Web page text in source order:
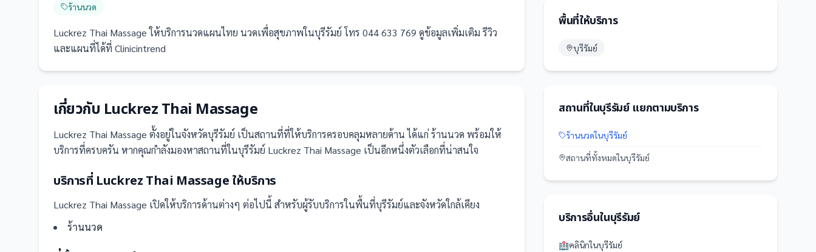
ร้านนวด
Luckrez Thai Massage ให้บริการนวดแผนไทย นวดเพื่อสุขภาพในบุรีรัมย์ โทร 044 633 769 ดูข้อมูลเพิ่มเติม รีวิว
และแผนที่ได้ที่ Clinicintrend
เกี่ยวกับ Luckrez Thai Massage
Luckrez Thai Massage ตั้งอยู่ในจังหวัดบุรีรัมย์ เป็นสถานที่ที่ให้บริการครอบคลุมหลายด้าน ได้แก่ ร้านนวด พร้อมให้
บริการที่ครบครัน หากคุณกำลังมองหาสถานที่ในบุรีรัมย์ Luckrez Thai Massage เป็นอีกหนึ่งตัวเลือกที่น่าสนใจ
บริการที่ Luckrez Thai Massage ให้บริการ
Luckrez Thai Massage เปิดให้บริการด้านต่างๆ ต่อไปนี้ สำหรับผู้รับบริการในพื้นที่บุรีรัมย์และจังหวัดใกล้เคียง
ร้านนวด
พื้นที่ให้บริการ
บุรีรัมย์
สถานที่ในบุรีรัมย์แยกตามบริการ
ร้านนวดในบุรีรัมย์
สถานที่ทั้งหมดในบุรีรัมย์
บริการอื่นในบุรีรัมย์
🏥คลินิกในบุรีรัมย์